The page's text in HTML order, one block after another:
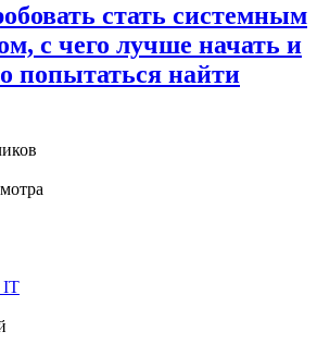
стать системным
с чего лучше начать и
попытаться найти
IT